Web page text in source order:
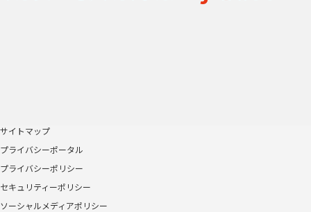
サイトマップ
プライバシーポータル
プライバシーポリシー
セキュリティーポリシー
ソーシャルメディアポリシー